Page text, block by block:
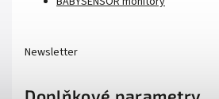
Newsletter